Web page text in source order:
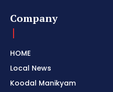
Company
HOME
Local News
Koodal Manikyam